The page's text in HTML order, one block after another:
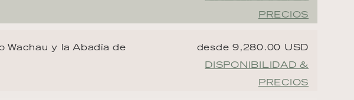
PRECIOS
Wachau y la Abadía de
desde 9,280.00 USD
DISPONIBILIDAD &
PRECIOS